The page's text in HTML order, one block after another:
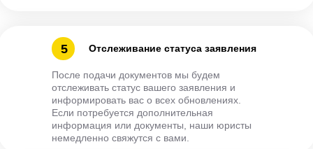
Отслеживание статуса заявления
После подачи документов мы будем
отслеживать статус вашего заявления и
информировать вас о всех обновлениях.
Если потребуется дополнительная
информация или документы, наши юристы
немедленно свяжутся с вами.
5